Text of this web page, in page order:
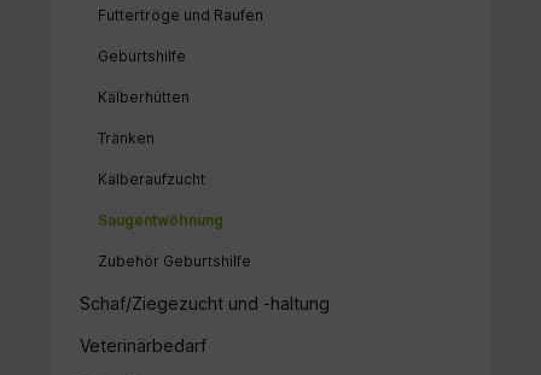
Futtertröge und Raufen
Geburtshilfe
Kälberhütten
Tränken
Kälberaufzucht
Saugentwöhnung
Zubehör Geburtshilfe
Schaf/Ziegezucht und -haltung
Veterinärbedarf